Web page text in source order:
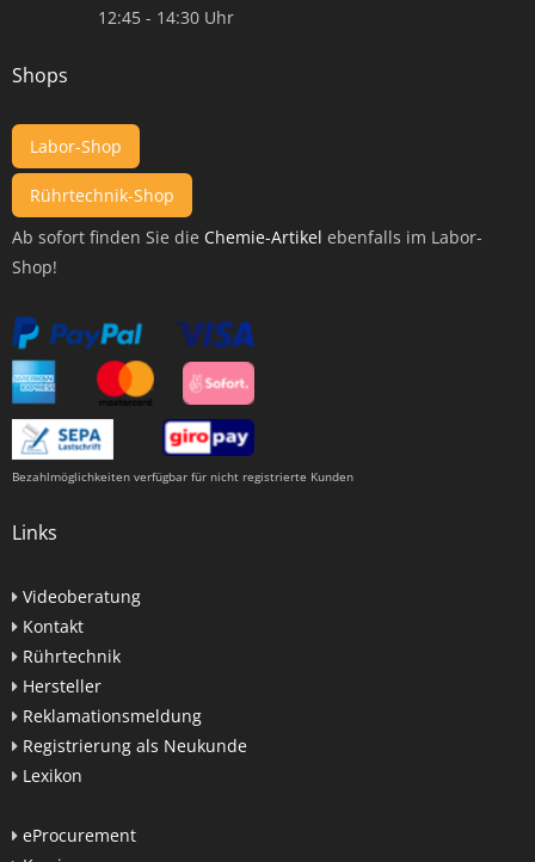
12:45 - 14:30 Uhr
Shops
Labor-Shop
Rührtechnik-Shop
Ab sofort finden Sie die Chemie-Artikel ebenfalls im Labor-
Shop!
Bezahlmöglichkeiten verfügbar für nicht registrierte Kunden
Links
Videoberatung
Kontakt
Rührtechnik
Hersteller
Reklamationsmeldung
Registrierung als Neukunde
Lexikon
eProcurement